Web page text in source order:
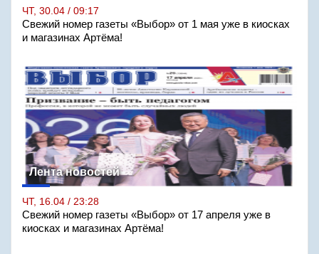
ЧТ, 30.04 / 09:17
Свежий номер газеты «Выбор» от 1 мая уже в киосках
и магазинах Артёма!
Лента новостей
ЧТ, 16.04 / 23:28
Свежий номер газеты «Выбор» от 17 апреля уже в
киосках и магазинах Артёма!